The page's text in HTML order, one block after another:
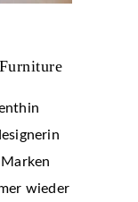
wieder